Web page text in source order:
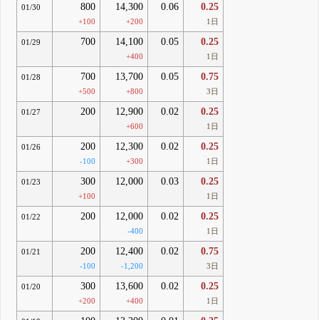
01/30 800
+100
14,300
+200
0.06 0.25
1日
01/29 700 14,100
+400
0.05 0.25
1日
01/28 700
+500
13,700
+800
0.05 0.75
3日
01/27 200 12,900
+600
0.02 0.25
1日
01/26 200
-100
12,300
+300
0.02 0.25
1日
01/23 300
+100
12,000 0.03 0.25
1日
01/22 200 12,000
-400
0.02 0.25
1日
01/21 200
-100
12,400
-1,200
0.02 0.75
3日
01/20 300
+200
13,600
+400
0.02 0.25
1日